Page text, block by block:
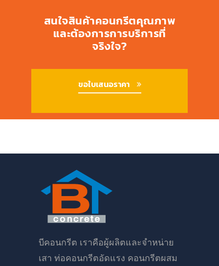
สนใจสินค้าคอนกรีตคุณภาพ
และต้องการการบริการที่
จริงใจ?
ขอใบเสนอราคา
บีคอนกรีต เราคือผู้ผลิตและจำหน่าย
เสา ท่อคอนกรีตอัดแรง คอนกรีตผสม